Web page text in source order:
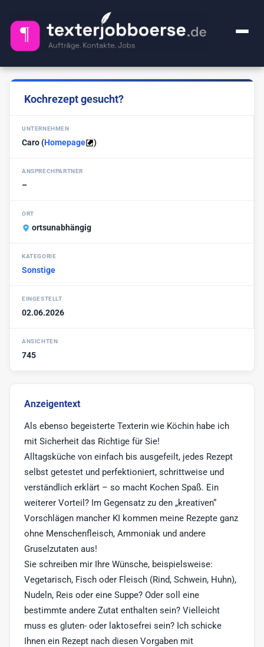
+ Anzeige inserieren
Ghostwriter
Werbe-Texter
Print-Texter
FAQ
Über uns
Kochrezept gesucht?
UNTERNEHMEN
Caro(Homepage )
ANSPRECHPARTNER
–
ORT
ortsunabhängig
KATEGORIE
Sonstige
EINGESTELLT
02.06.2026
ANSICHTEN
745
Anzeigentext
Als ebenso begeisterte Texterin wie Köchin habe ich
mit Sicherheit das Richtige für Sie!
Alltagsküche von einfach bis ausgefeilt, jedes Rezept
selbst getestet und perfektioniert, schrittweise und
verständlich erklärt – so macht Kochen Spaß. Ein
weiterer Vorteil? Im Gegensatz zu den „kreativen“
Vorschlägen mancher KI kommen meine Rezepte ganz
ohne Menschenfleisch, Ammoniak und andere
Gruselzutaten aus!
Sie schreiben mir Ihre Wünsche, beispielsweise:
Vegetarisch, Fisch oder Fleisch (Rind, Schwein, Huhn),
Nudeln, Reis oder eine Suppe? Oder soll eine
bestimmte andere Zutat enthalten sein? Vielleicht
muss es gluten- oder laktosefrei sein? Ich schicke
Ihnen ein Rezept nach diesen Vorgaben mit